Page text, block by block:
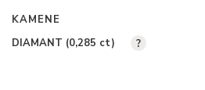
KAMENE
DIAMANT (0,285 ct) ?